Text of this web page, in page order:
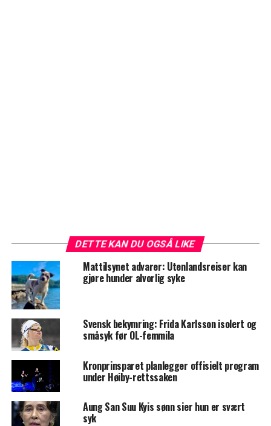
DETTE KAN DU OGSÅ LIKE
Mattilsynet advarer: Utenlandsreiser kan
gjøre hunder alvorlig syke
Svensk bekymring: Frida Karlsson isolert og
småsyk før OL-femmila
Kronprinsparet planlegger offisielt program
under Høiby-rettssaken
Aung San Suu Kyis sønn sier hun er svært
syk